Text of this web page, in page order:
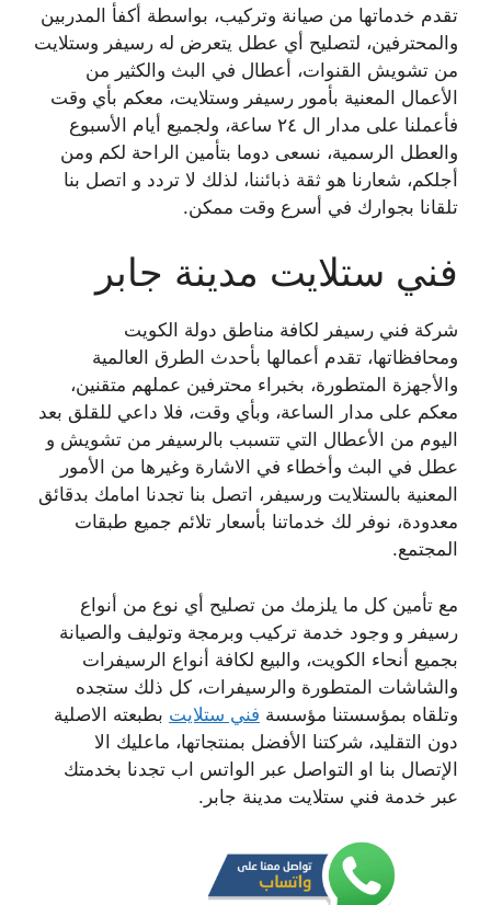
تقدم خدماتها من صيانة وتركيب، بواسطة أكفأ المدربين
والمحترفين، لتصليح أي عطل يتعرض له رسيفر وستلايت
من تشويش القنوات، أعطال في البث والكثير من
الأعمال المعنية بأمور رسيفر وستلايت، معكم بأي وقت
فأعملنا على مدار ال ٢٤ ساعة، ولجميع أيام الأسبوع
والعطل الرسمية، نسعى دوما بتأمين الراحة لكم ومن
أجلكم، شعارنا هو ثقة ذبائننا، لذلك لا تردد و اتصل بنا
تلقانا بجوارك في أسرع وقت ممكن.
فني ستلايت مدينة جابر
شركة فني رسيفر لكافة مناطق دولة الكويت
ومحافظاتها، تقدم أعمالها بأحدث الطرق العالمية
والأجهزة المتطورة، بخبراء محترفين عملهم متقنين،
معكم على مدار الساعة، وبأي وقت، فلا داعي للقلق بعد
اليوم من الأعطال التي تتسبب بالرسيفر من تشويش و
عطل في البث وأخطاء في الاشارة وغيرها من الأمور
المعنية بالستلايت ورسيفر، اتصل بنا تجدنا امامك بدقائق
معدودة، نوفر لك خدماتنا بأسعار تلائم جميع طبقات
المجتمع.
مع تأمين كل ما يلزمك من تصليح أي نوع من أنواع
رسيفر و وجود خدمة تركيب وبرمجة وتوليف والصيانة
بجميع أنحاء الكويت، والبيع لكافة أنواع الرسيفرات
والشاشات المتطورة والرسيفرات، كل ذلك ستجده
وتلقاه بمؤسستنا مؤسسة فني ستلايت بطبعته الاصلية
دون التقليد، شركتنا الأفضل بمنتجاتها، ماعليك الا
الإتصال بنا او التواصل عبر الواتس اب تجدنا بخدمتك
عبر خدمة فني ستلايت مدينة جابر.